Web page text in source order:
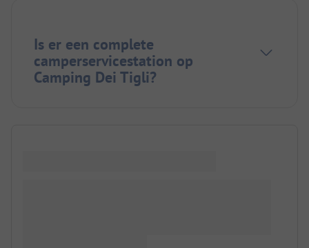
Is er een complete
camperservicestation op
Camping Dei Tigli?